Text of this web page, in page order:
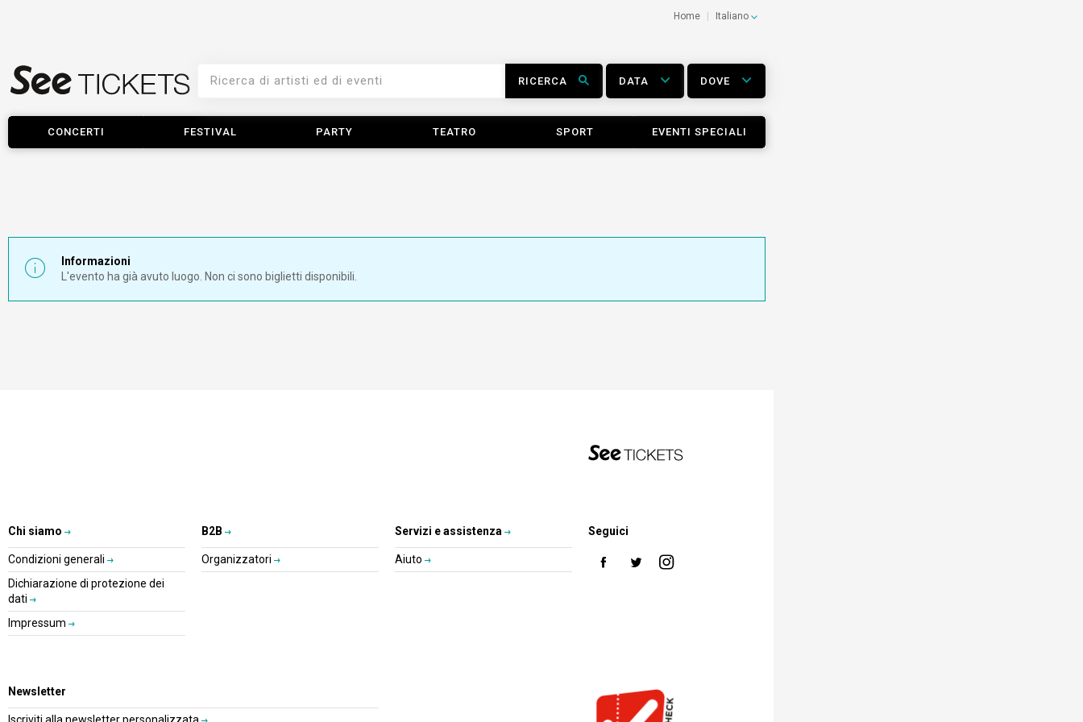
Home Italiano
RICERCA DATA DOVE
CONCERTI FESTIVAL PARTY TEATRO SPORT EVENTI SPECIALI
Informazioni
L'evento ha già avuto luogo. Non ci sono biglietti disponibili.
Chi siamo
Condizioni generali
Dichiarazione di protezione dei
dati
Impressum
B2B
Organizzatori
Servizi e assistenza
Aiuto
Seguici
Newsletter